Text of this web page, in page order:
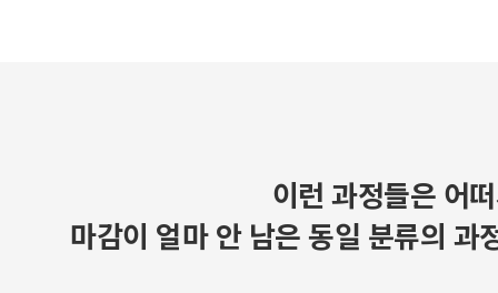
이런 과정들은 어
마감이 얼마 안 남은 동일 분류의 과